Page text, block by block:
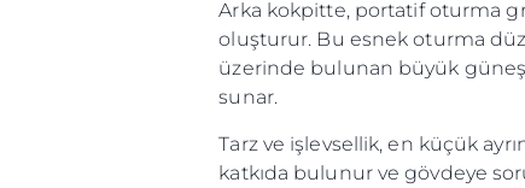
Arka kokpitte, portatif oturma
oluşturur. Bu esnek oturma
üzerinde bulunan büyük güneş
sunar.
Tarz ve işlevsellik, en küçük
katkıda bulunur ve gövdeye